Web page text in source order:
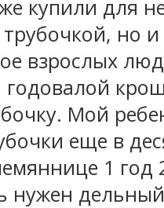
купили для
но
взрослых
Мой
еще в
1
нужен